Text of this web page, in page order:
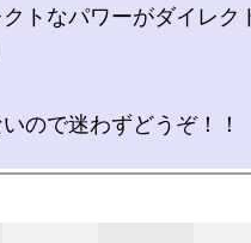
トなパワーがダイレク
ので迷わずどうぞ！！